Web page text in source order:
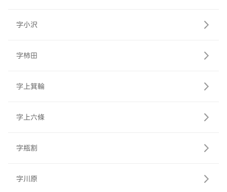
字小沢
字柿田
字上箕輪
字上六條
字瓶割
字川原